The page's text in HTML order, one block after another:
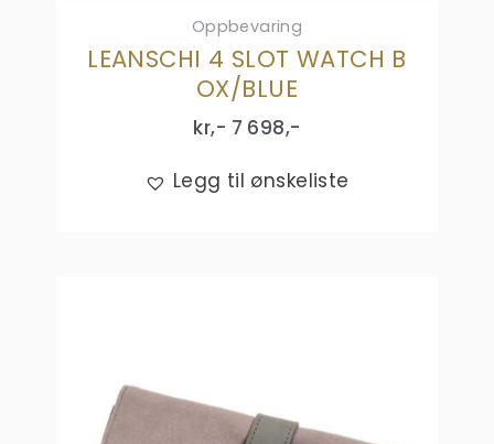
Oppbevaring
LEANSCHI 4 SLOT WATCH B
OX/BLUE
kr,- 7 698,-
Legg til ønskeliste